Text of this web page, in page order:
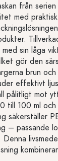
från
med
sin låga
gör den
brun
effektivt
pålitligt mot
till 100 ml och
säkerställer
– passande